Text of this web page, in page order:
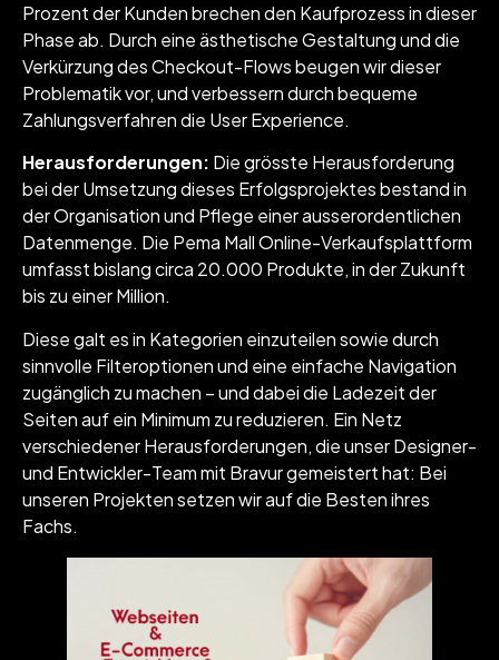
Prozent der Kunden brechen den Kaufprozess in dieser
Phase ab. Durch eine ästhetische Gestaltung und die
Verkürzung des Checkout-Flows beugen wir dieser
Problematik vor, und verbessern durch bequeme
Zahlungsverfahren die User Experience.
Herausforderungen: Die grösste Herausforderung
bei der Umsetzung dieses Erfolgsprojektes bestand in
der Organisation und Pflege einer ausserordentlichen
Datenmenge. Die Pema Mall Online-Verkaufsplattform
umfasst bislang circa 20.000 Produkte, in der Zukunft
bis zu einer Million.
Diese galt es in Kategorien einzuteilen sowie durch
sinnvolle Filteroptionen und eine einfache Navigation
zugänglich zu machen – und dabei die Ladezeit der
Seiten auf ein Minimum zu reduzieren. Ein Netz
verschiedener Herausforderungen, die unser Designer-
und Entwickler-Team mit Bravur gemeistert hat: Bei
unseren Projekten setzen wir auf die Besten ihres
Fachs.